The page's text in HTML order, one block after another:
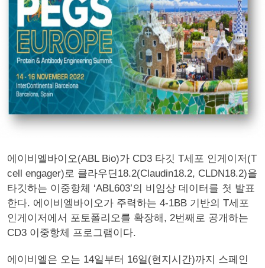
에이비엘바이오(ABL Bio)가 CD3 타깃 T세포 인게이저(T
cell engager)로 클라우딘18.2(Claudin18.2, CLDN18.2)을
타깃하는 이중항체 ‘ABL603’의 비임상 데이터를 첫 발표
한다. 에이비엘바이오가 주력하는 4-1BB 기반의 T세포
인게이저에서 포토폴리오를 확장해, 2번째로 공개하는
CD3 이중항체 프로그램이다.
에이비엘은 오는 14일부터 16일(현지시간)까지 스페인